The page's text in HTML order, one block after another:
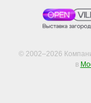
© 2002–2026
в